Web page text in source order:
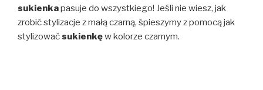
sukienkapasuje do wszystkiego! Jeśli nie wiesz, jak
zrobić stylizacje z małą czarną, śpieszymy z pomocą jak
stylizowaćsukienkęw kolorze czarnym.